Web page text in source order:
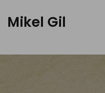
Mikel Gil